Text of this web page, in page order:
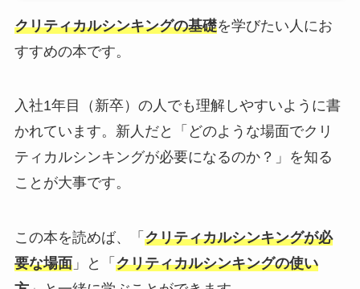
クリティカルシンキングの基礎を学びたい人にお
すすめの本です。
入社1年目（新卒）の人でも理解しやすいように書
かれています。新人だと「どのような場面でクリ
ティカルシンキングが必要になるのか？」を知る
ことが大事です。
この本を読めば、「 クリティカルシンキングが必
要な場面」と「 クリティカルシンキングの使い